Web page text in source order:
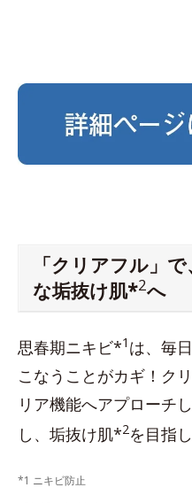
「クリアフル」
な垢抜け肌*2へ
思春期ニキビ*1 は、毎
こなうことがカギ！ク
リア機能へアプローチ
し、垢抜け肌*2を目指
*1 ニキビ防止